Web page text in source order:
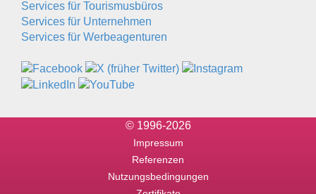
Services für Tourismusbüros
Services für Unternehmen
Services für Werbeagenturen
© 1996-2026
Impressum
Referenzen
Nutzungsbedingungen